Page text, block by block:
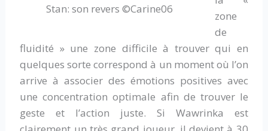
Stan: son revers ©Carine06
zone
de
fluidité » une zone difficile à trouver qui en
quelques sorte correspond à un moment où l’on
arrive à associer des émotions positives avec
une concentration optimale afin de trouver le
geste et l’action juste. Si Wawrinka est